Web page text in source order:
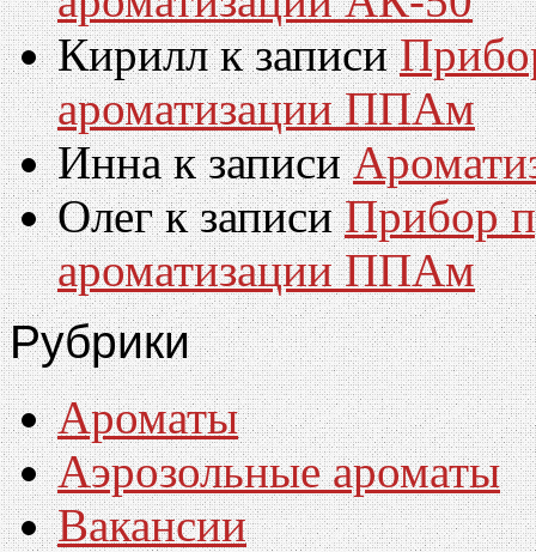
Кириллк записи
ароматизации ППАм
Иннак записи
Олегк записиПрибор
ароматизации ППАм
Рубрики
Ароматы
Аэрозольные ароматы
Вакансии